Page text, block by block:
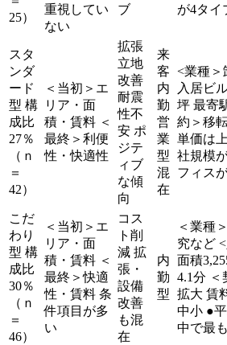
25）
重視してい
ない
ブ
が4タイ
スタ
ンダ
ード
型 構
成比
27％
（ｎ
＝
42）
＜当初＞エ
リア・面
積・賃料 ＜
最終＞利便
性・快適性
拡張
立地
改善
耐震
性不
安 ポ
ジテ
ィブ
な傾
向
来
客
内
勤
営
業
型
混
在
<業種＞
入居ビ
坪 最寄
約＞移
単価は
社規模
フィス
こだ
わり
型 構
成比
30％
（ｎ
＝
46）
＜当初＞エ
リア・面
積・賃料 ＜
最終＞快適
性・賃料 条
件項目が多
い
コス
ト削
減 拡
張・
設備
改善
も混
在
内
勤
型
＜業種
究など
面積
4.1分 ＜
拡大 賃
中小 ●
中で最